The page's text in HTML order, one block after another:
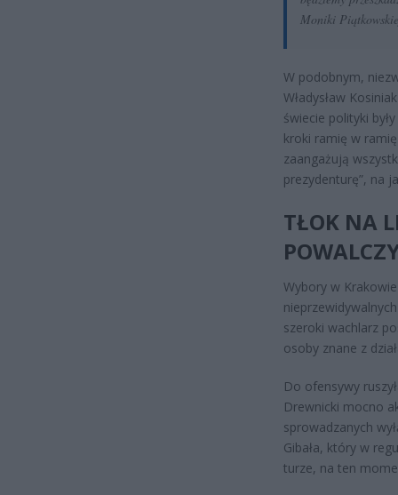
Moniki
W podobnym,
Władysław
świecie polityki
kroki ramię w
zaangażują
prezydenturę”, na
TŁOK NA
Wybory w
szeroki wachlarz
osoby znane z
Do ofensywy
Drewnicki mocno
sprowadzanych
Gibała, który w
turze, na ten